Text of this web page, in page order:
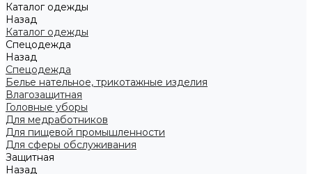
Каталог одежды
Назад
Каталог одежды
Спецодежда
Назад
Спецодежда
Белье нательное, трикотажные изделия
Влагозащитная
Головные уборы
Для медработников
Для пищевой промышленности
Для сферы обслуживания
Защитная
Назад